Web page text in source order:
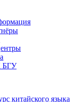
БГУ
китайского языка